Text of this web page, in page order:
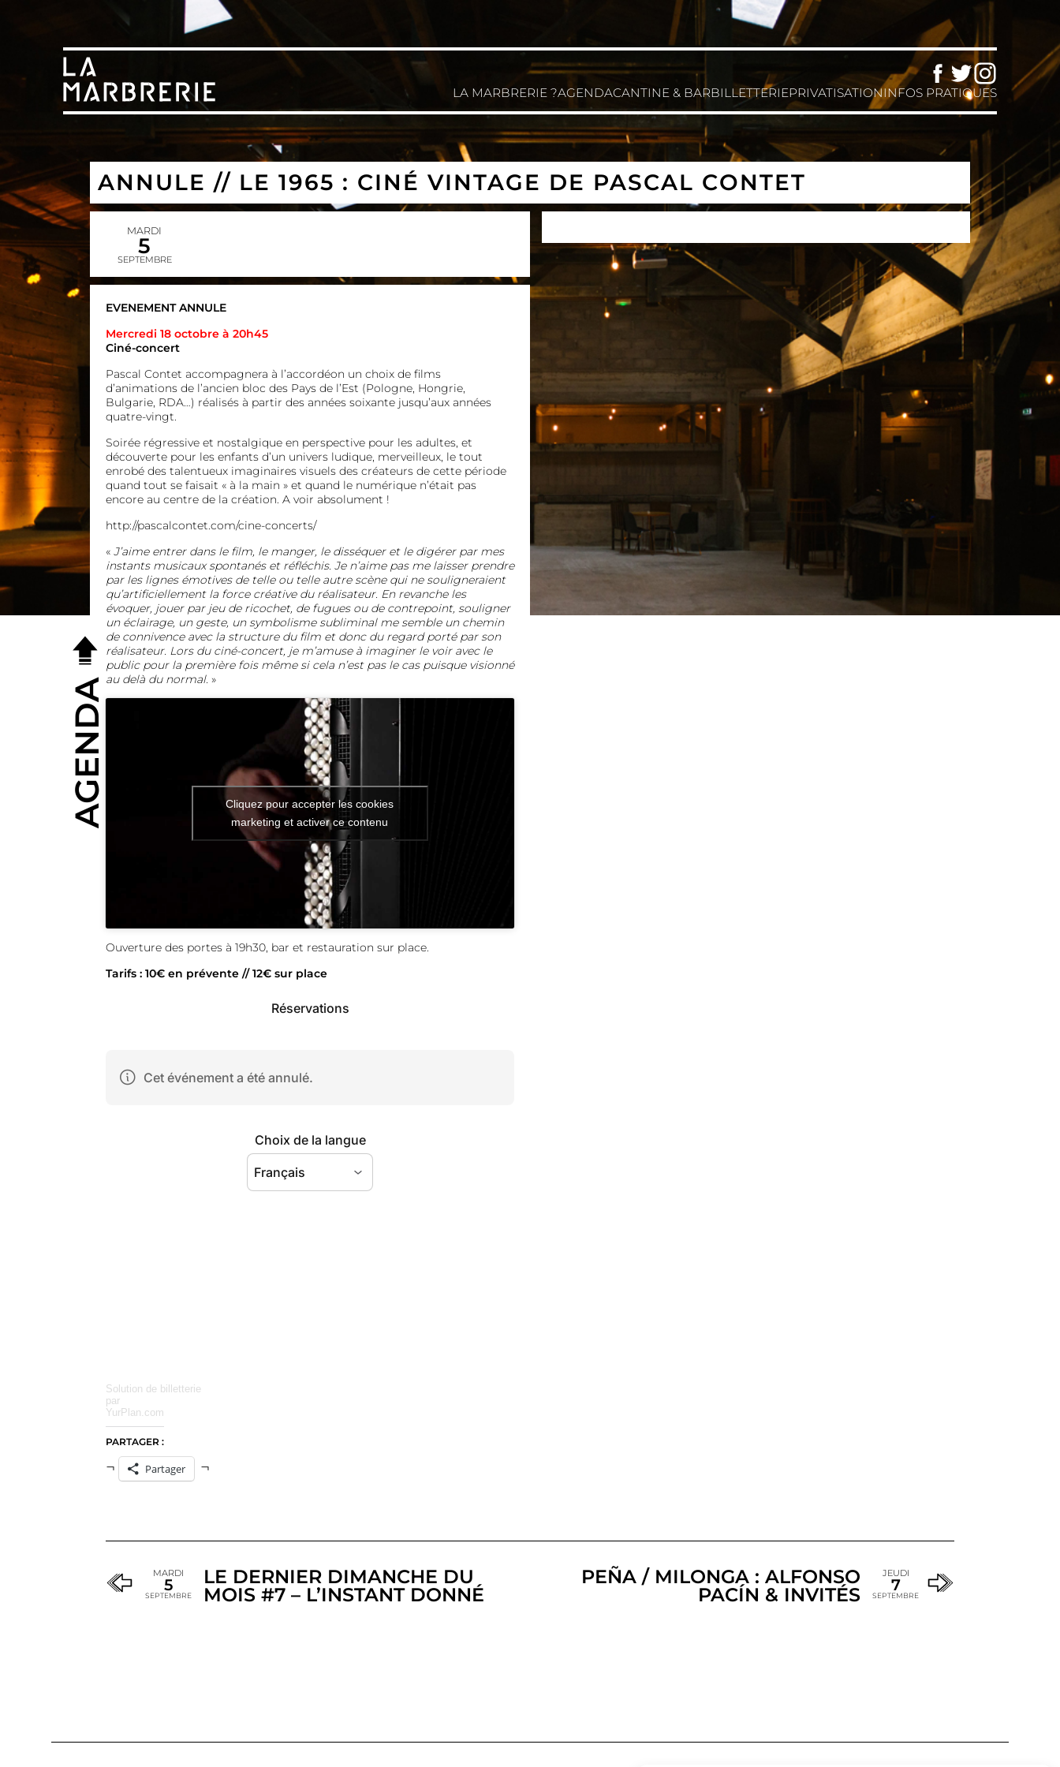
Facebook
TwitterInstagram
LA MARBRERIE ?AGENDACANTINE & BARBILLETTERIEPRIVATISATIONINFOS PRATIQUES
ANNULE // LE 1965 : CINÉ VINTAGE DE PASCAL CONTET
MARDI
5
SEPTEMBRE
EVENEMENT ANNULE
Mercredi 18 octobre à 20h45
Ciné-concert
Pascal Contet accompagnera à l’accordéon un choix de films
d’animations de l’ancien bloc des Pays de l’Est (Pologne, Hongrie,
Bulgarie, RDA…) réalisés à partir des années soixante jusqu’aux années
quatre-vingt.
Soirée régressive et nostalgique en perspective pour les adultes, et
découverte pour les enfants d’un univers ludique, merveilleux, le tout
enrobé des talentueux imaginaires visuels des créateurs de cette période
quand tout se faisait « à la main » et quand le numérique n’était pas
encore au centre de la création. A voir absolument !
http://pascalcontet.com/cine-concerts/
« J’aime entrer dans le film, le manger, le disséquer et le digérer par mes
instants musicaux spontanés et réfléchis. Je n’aime pas me laisser prendre
par les lignes émotives de telle ou telle autre scène qui ne souligneraient
qu’artificiellement la force créative du réalisateur. En revanche les
évoquer, jouer par jeu de ricochet, de fugues ou de contrepoint, souligner
un éclairage, un geste, un symbolisme subliminal me semble un chemin
de connivence avec la structure du film et donc du regard porté par son
réalisateur. Lors du ciné-concert, je m’amuse à imaginer le voir avec le
public pour la première fois même si cela n’est pas le cas puisque visionné
au delà du normal. »
Cliquez pour accepter les cookies
marketing et activer ce contenu
Ouverture des portes à 19h30, bar et restauration sur place.
Tarifs : 10€ en prévente // 12€ sur place
Solution de billetterie
par
YurPlan.com
PARTAGER :
Partager
MARDI
5
SEPTEMBRE
LE DERNIER DIMANCHE DU
MOIS #7 – L’INSTANT DONNÉ
PEÑA / MILONGA : ALFONSO
PACÍN & INVITÉS
JEUDI
7
SEPTEMBRE
AGENDA